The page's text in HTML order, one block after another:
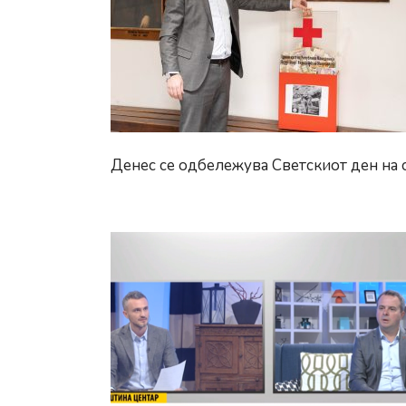
Денес се одбележува Светскиот ден на